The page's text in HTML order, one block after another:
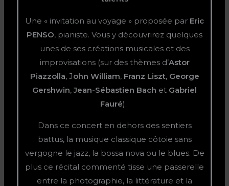
Une « invitation au voyage » proposée par Eric
PENSO, pianiste. Vous y découvrirez quelques
unes de ses créations musicales et des
improvisations (sur des thèmes d’Astor
Piazzolla, John William, Franz Liszt, George
Gershwin,Jean-Sébastien Bach et Gabriel
Fauré).
Dans ce concert en dehors des sentiers
battus, la musique classique côtoie sans
vergogne le jazz, la bossa nova ou le blues. De
plus ce récital commenté tisse une passerelle
entre la photographie, la littérature et la